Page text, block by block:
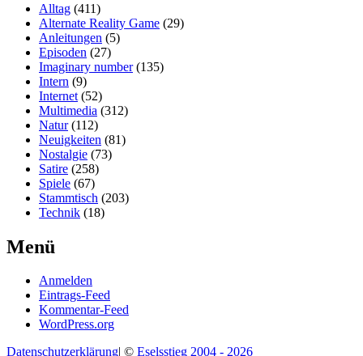
Alltag (411)
Alternate Reality Game (29)
Anleitungen (5)
Episoden (27)
Imaginary number(135)
Intern (9)
Internet (52)
Multimedia (312)
Natur(112)
Neuigkeiten (81)
Nostalgie (73)
Satire (258)
Spiele (67)
Stammtisch (203)
Technik (18)
Menü
Anmelden
Eintrags-Feed
Kommentar-Feed
WordPress.org
Datenschutzerklärung © Eselsstieg 2004 - 2026